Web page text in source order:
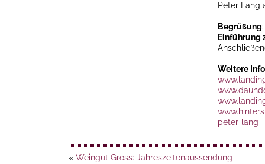
Peter Lang
Begrüßung
Einführung
Weitere
peter-lang
« Weingut Gross: Jahreszeitenaussendung